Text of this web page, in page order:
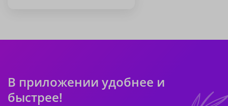
В приложении удобнее и
быстрее!